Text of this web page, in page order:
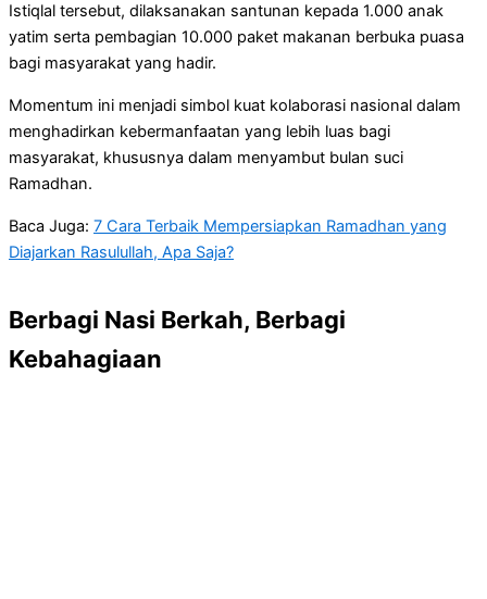
Istiqlal tersebut, dilaksanakan santunan kepada 1.000 anak
yatim serta pembagian 10.000 paket makanan berbuka puasa
bagi masyarakat yang hadir.
Momentum ini menjadi simbol kuat kolaborasi nasional dalam
menghadirkan kebermanfaatan yang lebih luas bagi
masyarakat, khususnya dalam menyambut bulan suci
Ramadhan.
Baca Juga: 7 Cara Terbaik Mempersiapkan Ramadhan yang
Diajarkan Rasulullah, Apa Saja?
Berbagi Nasi Berkah, Berbagi
Kebahagiaan